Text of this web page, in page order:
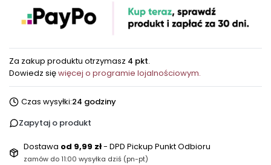
Za zakup produktu otrzymasz 4 pkt.
Dowiedz sięwięcej o programie lojalnościowym.
Czas wysyłki:24 godziny
Zapytaj o produkt
Dostawa od 9,99 zł- DPD Pickup Punkt Odbioru
zamów do 11:00 wysyłka dziś (pn-pt)